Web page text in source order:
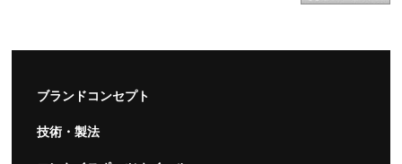
ブランドコンセプト
技術・製法